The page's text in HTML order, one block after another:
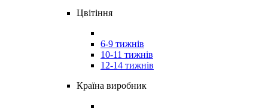
Цвітіння
6-9 тижнів
10-11 тижнів
12-14 тижнів
Країна виробник